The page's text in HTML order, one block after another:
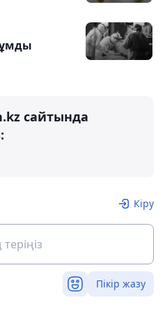
сайтында
Кіру
Пікір жазу